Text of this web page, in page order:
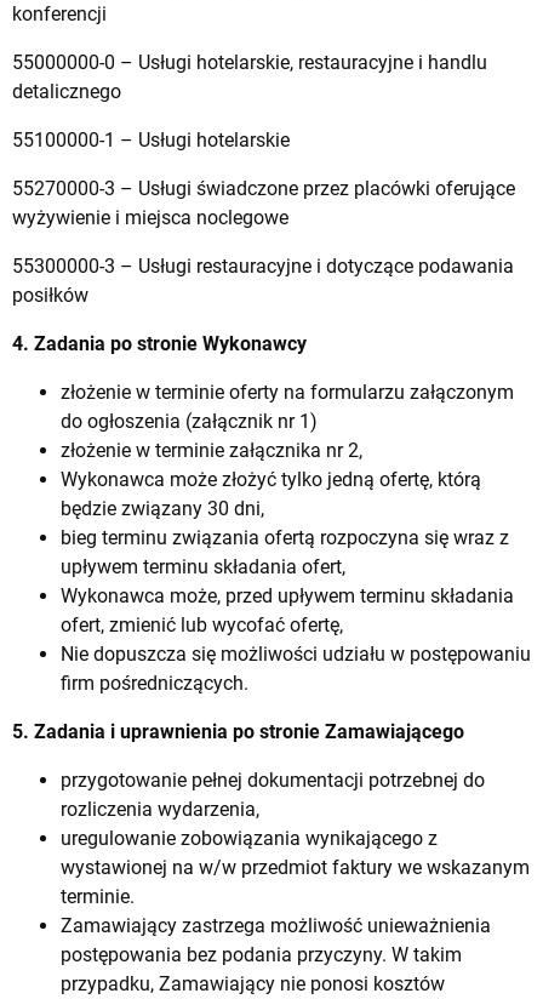
konferencji
55000000-0 – Usługi hotelarskie, restauracyjne i handlu
detalicznego
55100000-1 – Usługi hotelarskie
55270000-3 – Usługi świadczone przez placówki oferujące
wyżywienie i miejsca noclegowe
55300000-3 – Usługi restauracyjne i dotyczące podawania
posiłków
4. Zadania po stronie Wykonawcy
złożenie w terminie oferty na formularzu załączonym
do ogłoszenia (załącznik nr 1)
złożenie w terminie załącznika nr 2,
Wykonawca może złożyć tylko jedną ofertę, którą
będzie związany 30 dni,
bieg terminu związania ofertą rozpoczyna się wraz z
upływem terminu składania ofert,
Wykonawca może, przed upływem terminu składania
ofert, zmienić lub wycofać ofertę,
Nie dopuszcza się możliwości udziału w postępowaniu
firm pośredniczących.
5. Zadania i uprawnienia po stronie Zamawiającego
przygotowanie pełnej dokumentacji potrzebnej do
rozliczenia wydarzenia,
uregulowanie zobowiązania wynikającego z
wystawionej na w/w przedmiot faktury we wskazanym
terminie.
Zamawiający zastrzega możliwość unieważnienia
postępowania bez podania przyczyny. W takim
przypadku, Zamawiający nie ponosi kosztów